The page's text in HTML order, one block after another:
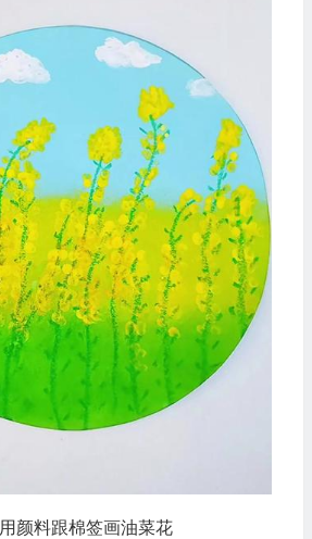
用颜料跟棉签画油菜花